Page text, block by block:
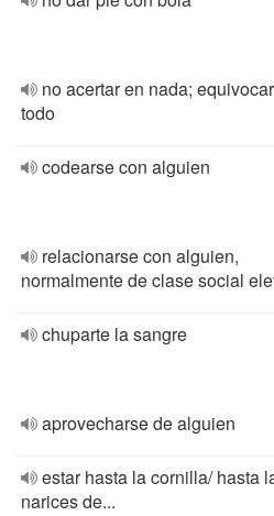
no acertar en nada;
todo
codearse con alguien
relacionarse con alguien,
normalmente de clase social
chuparte la sangre
aprovecharse de alguien
estar hasta la cornilla/ hasta
narices de...